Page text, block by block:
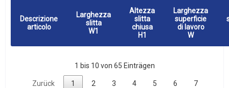
Descrizione
articolo
Larghezza
slitta
W1
Altezza
slitta
chiusa
H1
Larghezza
superficie
di lavoro
W
1 bis 10 von 65 Einträgen
Zurück 1 2 3 4 5 6
7